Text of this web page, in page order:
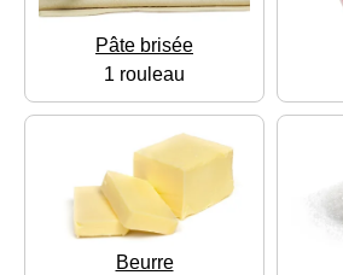
Pâte brisée
1 rouleau
Beurre